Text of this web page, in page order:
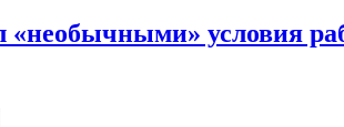
«необычными» условия